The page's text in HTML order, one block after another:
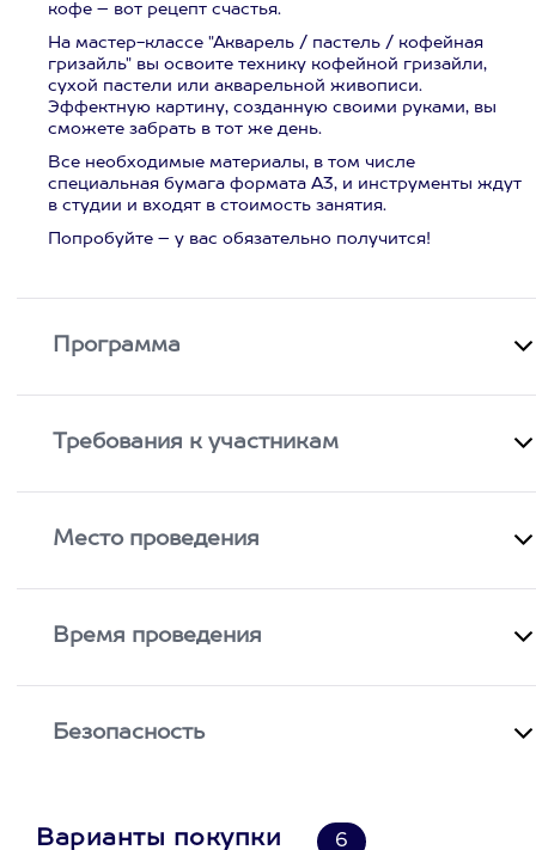
кофе – вот рецепт счастья.
На мастер-классе "Акварель / пастель / кофейная
гризайль" вы освоите технику кофейной гризайли,
сухой пастели или акварельной живописи.
Эффектную картину, созданную своими руками, вы
сможете забрать в тот же день.
Все необходимые материалы, в том числе
специальная бумага формата А3, и инструменты ждут
в студии и входят в стоимость занятия.
Попробуйте – у вас обязательно получится!
Программа
Требования к участникам
Место проведения
Время проведения
Безопасность
Варианты покупки 6